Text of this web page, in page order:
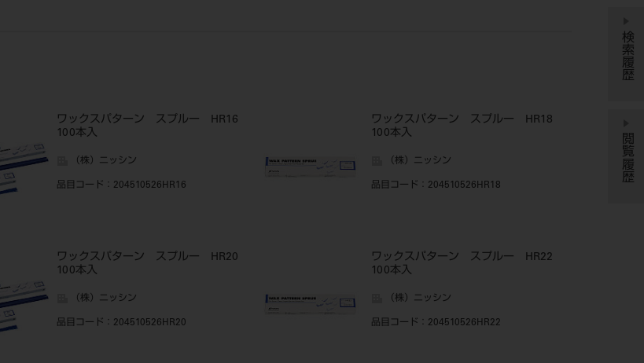
ワックスパターン スプルー HR16
100本入
（株）ニッシン
品目コード ：204510526HR16
ワックスパターン スプルー HR18
100本入
（株）ニッシン
品目コード ：204510526HR18
ワックスパターン スプルー HR20
100本入
（株）ニッシン
品目コード ：204510526HR20
ワックスパターン スプルー HR22
100本入
（株）ニッシン
品目コード ：204510526HR22
検索履歴
閲覧履歴